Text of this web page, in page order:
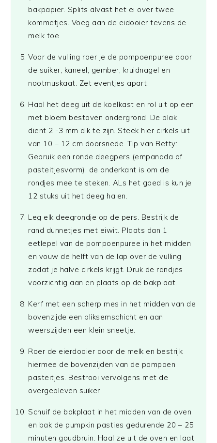
bakpapier. Splits alvast het ei over twee
kommetjes. Voeg aan de eidooier tevens de
melk toe.
Voor de vulling roer je de pompoenpuree door
de suiker, kaneel, gember, kruidnagel en
nootmuskaat. Zet eventjes apart.
Haal het deeg uit de koelkast en rol uit op een
met bloem bestoven ondergrond. De plak
dient 2 -3 mm dik te zijn. Steek hier cirkels uit
van 10 – 12 cm doorsnede. Tip van Betty:
Gebruik een ronde deegpers (empanada of
pasteitjesvorm), de onderkant is om de
rondjes mee te steken. ALs het goed is kun je
12 stuks uit het deeg halen.
Leg elk deegrondje op de pers. Bestrijk de
rand dunnetjes met eiwit. Plaats dan 1
eetlepel van de pompoenpuree in het midden
en vouw de helft van de lap over de vulling
zodat je halve cirkels krijgt. Druk de randjes
voorzichtig aan en plaats op de bakplaat.
Kerf met een scherp mes in het midden van de
bovenzijde een bliksemschicht en aan
weerszijden een klein sneetje.
Roer de eierdooier door de melk en bestrijk
hiermee de bovenzijden van de pompoen
pasteitjes. Bestrooi vervolgens met de
overgebleven suiker.
Schuif de bakplaat in het midden van de oven
en bak de pumpkin pasties gedurende 20 – 25
minuten goudbruin. Haal ze uit de oven en laat